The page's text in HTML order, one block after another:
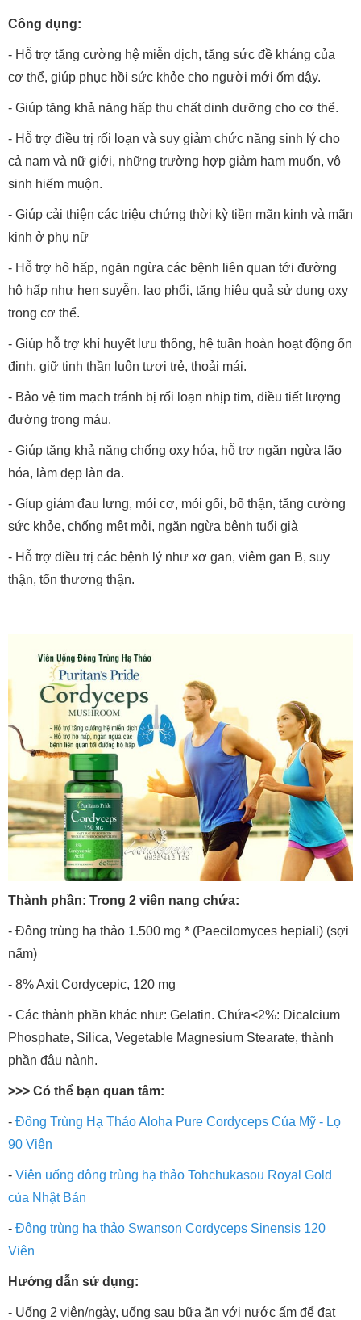
Công dụng:
- Hỗ trợ tăng cường hệ miễn dịch, tăng sức đề kháng của
cơ thể, giúp phục hồi sức khỏe cho người mới ốm dậy.
- Giúp tăng khả năng hấp thu chất dinh dưỡng cho cơ thể.
- Hỗ trợ điều trị rối loạn và suy giảm chức năng sinh lý cho
cả nam và nữ giới, những trường hợp giảm ham muốn, vô
sinh hiếm muộn.
- Giúp cải thiện các triệu chứng thời kỳ tiền mãn kinh và mãn
kinh ở phụ nữ
- Hỗ trợ hô hấp, ngăn ngừa các bệnh liên quan tới đường
hô hấp như hen suyễn, lao phổi, tăng hiệu quả sử dụng oxy
trong cơ thể.
- Giúp hỗ trợ khí huyết lưu thông, hệ tuần hoàn hoạt động ổn
định, giữ tinh thần luôn tươi trẻ, thoải mái.
- Bảo vệ tim mạch tránh bị rối loạn nhịp tim, điều tiết lượng
đường trong máu.
- Giúp tăng khả năng chống oxy hóa, hỗ trợ ngăn ngừa lão
hóa, làm đẹp làn da.
- Gíup giảm đau lưng, mỏi cơ, mỏi gối, bổ thận, tăng cường
sức khỏe, chống mệt mỏi, ngăn ngừa bệnh tuổi già
- Hỗ trợ điều trị các bệnh lý như xơ gan, viêm gan B, suy
thận, tổn thương thận.
Thành phần: Trong 2 viên nang chứa:
- Đông trùng hạ thảo 1.500 mg * (Paecilomyces hepiali) (sợi
nấm)
- 8% Axit Cordycepic, 120 mg
- Các thành phần khác như: Gelatin. Chứa<2%: Dicalcium
Phosphate, Silica, Vegetable Magnesium Stearate, thành
phần đậu nành.
>>> Có thể bạn quan tâm:
- Đông Trùng Hạ Thảo Aloha Pure Cordyceps Của Mỹ - Lọ
90 Viên
- Viên uống đông trùng hạ thảo Tohchukasou Royal Gold
của Nhật Bản
- Đông trùng hạ thảo Swanson Cordyceps Sinensis 120
Viên
Hướng dẫn sử dụng:
- Uống 2 viên/ngày, uống sau bữa ăn với nước ấm để đạt